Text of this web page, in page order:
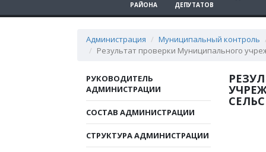
РАЙОНА
ДЕПУТАТОВ
Администрация
Муниципальный контроль
Результат проверки Муниципального
РУКОВОДИТЕЛЬ
АДМИНИСТРАЦИИ
СОСТАВ АДМИНИСТРАЦИИ
СТРУКТУРА АДМИНИСТРАЦИИ